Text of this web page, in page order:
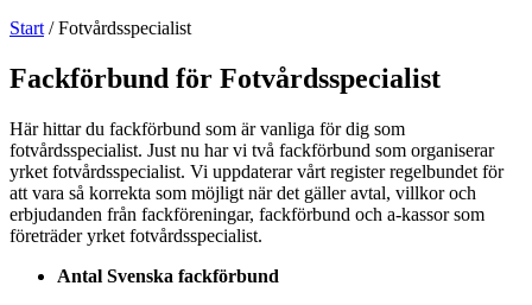
Start /Fotvårdsspecialist
Fackförbund för Fotvårdsspecialist
Här hittar du fackförbund som är vanliga för dig som
fotvårdsspecialist. Just nu har vi två fackförbund som organiserar
yrket fotvårdsspecialist. Vi uppdaterar vårt register regelbundet för
att vara så korrekta som möjligt när det gäller avtal, villkor och
erbjudanden från fackföreningar, fackförbund och a-kassor som
företräder yrket fotvårdsspecialist.
Antal Svenska fackförbund